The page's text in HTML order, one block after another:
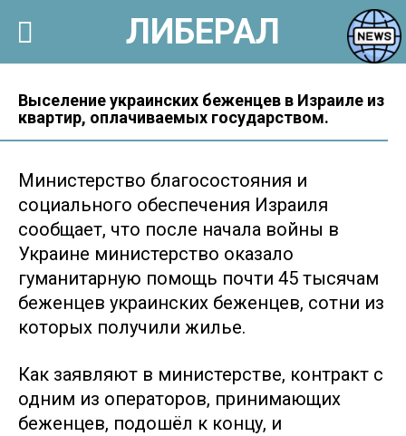
контенту
Выселение украинских беженцев в Израиле из
квартир, оплачиваемых государством.
Министерство благосостояния и
социального обеспечения Израиля
сообщает, что после начала войны в
Украине министерство оказало
гуманитарную помощь почти 45 тысячам
беженцев украинских беженцев, сотни из
которых получили жилье.
Как заявляют в министерстве, контракт с
одним из операторов, принимающих
беженцев, подошёл к концу, и
ЛИБЕРАЛ